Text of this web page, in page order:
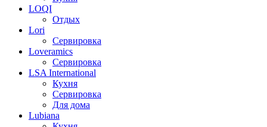
LOQI
Отдых
Lori
Сервировка
Loveramics
Сервировка
LSA International
Кухня
Сервировка
Для дома
Lubiana